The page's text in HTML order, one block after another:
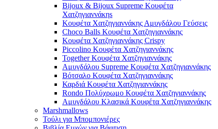
Bijoux & Bijoux Supreme Κουφέτα
Χατζηγιαννάκηs
Κουφέτα Χατζηγιαννάκης Αμυγδάλου Γεύσεις
Choco Balls Κουφέτα Χατζηγιαννάκης
Κουφέτα Χατζηγιαννάκης Crispy
Piccolino Κουφέτα Χατζηγιαννάκης
Together Κουφέτα Χατζηγιαννάκης
Αμυγδάλου Supreme Κουφέτα Χατζηγιαννάκης
Βότσαλο Κουφέτα Χατζηγιαννάκης
Καρδιά Κουφέτα Χατζηγιαννάκης
Rondo Πολύχρωμο Κουφέτα Χατζηγιαννάκης
Αμυγδάλου Κλασικά Κουφέτα Χατζηγιαννάκης
Marshmallows
Τούλι για Μπομπονιέρες